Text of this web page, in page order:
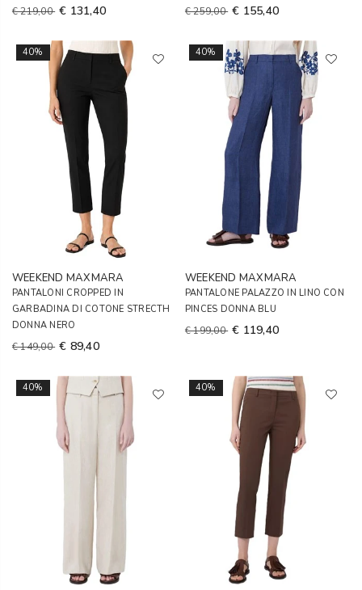
€ 219,00 € 131,40 € 259,00 € 155,40
40%
WEEKEND MAXMARA
PANTALONI CROPPED IN
GARBADINA DI COTONE STRECTH
DONNA NERO
€ 149,00 € 89,40
40%
WEEKEND MAXMARA
PANTALONE PALAZZO IN LINO CON
PINCES DONNA BLU
€ 199,00 € 119,40
40% 40%